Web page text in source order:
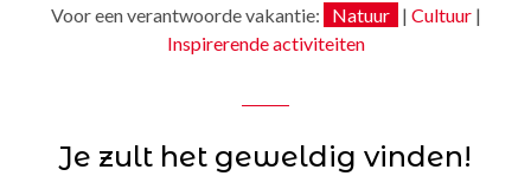
Voor een verantwoorde vakantie:
Natuur | Cultuur|
Inspirerende activiteiten
Je zult het geweldig vinden!